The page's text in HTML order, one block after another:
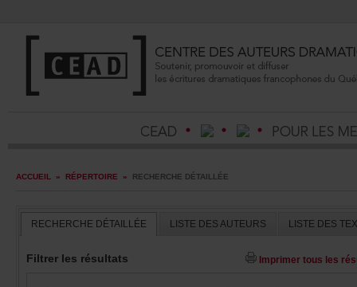
ACCUEIL » RÉPERTOIRE » RECHERCHEDÉTAILLÉE
RECHERCHEDÉTAILLÉE LISTEDESAUTEURS
Filtrerlesrésultats